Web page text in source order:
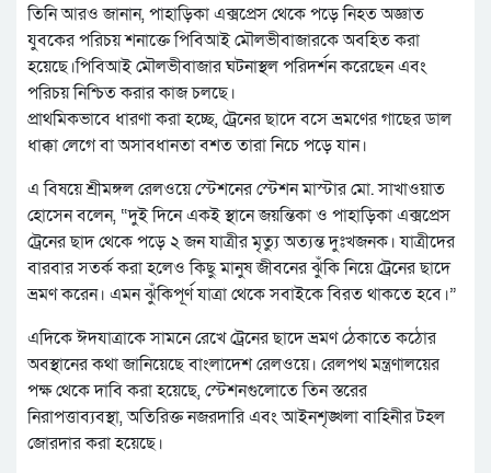
তিনি আরও জানান, পাহাড়িকা এক্সপ্রেস থেকে পড়ে নিহত অজ্ঞাত
যুবকের পরিচয় শনাক্তে পিবিআই মৌলভীবাজারকে অবহিত করা
হয়েছে।পিবিআই মৌলভীবাজার ঘটনাস্থল পরিদর্শন করেছেন এবং
পরিচয় নিশ্চিত করার কাজ চলছে।
প্রাথমিকভাবে ধারণা করা হচ্ছে, ট্রেনের ছাদে বসে ভ্রমণের গাছের ডাল
ধাক্কা লেগে বা অসাবধানতা বশত তারা নিচে পড়ে যান।
এ বিষয়ে শ্রীমঙ্গল রেলওয়ে স্টেশনের স্টেশন মাস্টার মো. সাখাওয়াত
হোসেন বলেন, “দুই দিনে একই স্থানে জয়ন্তিকা ও পাহাড়িকা এক্সপ্রেস
ট্রেনের ছাদ থেকে পড়ে ২ জন যাত্রীর মৃত্যু অত্যন্ত দুঃখজনক। যাত্রীদের
বারবার সতর্ক করা হলেও কিছু মানুষ জীবনের ঝুঁকি নিয়ে ট্রেনের ছাদে
ভ্রমণ করেন। এমন ঝুঁকিপূর্ণ যাত্রা থেকে সবাইকে বিরত থাকতে হবে।”
এদিকে ঈদযাত্রাকে সামনে রেখে ট্রেনের ছাদে ভ্রমণ ঠেকাতে কঠোর
অবস্থানের কথা জানিয়েছে বাংলাদেশ রেলওয়ে। রেলপথ মন্ত্রণালয়ের
পক্ষ থেকে দাবি করা হয়েছে, স্টেশনগুলোতে তিন স্তরের
নিরাপত্তাব্যবস্থা, অতিরিক্ত নজরদারি এবং আইনশৃঙ্খলা বাহিনীর টহল
জোরদার করা হয়েছে।